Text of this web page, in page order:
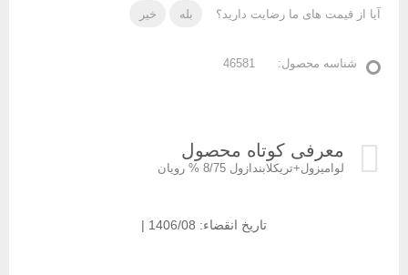
آیا از قیمت های ما رضایت دارید؟ بله خیر
شناسه محصول: 46581
معرفی کوتاه محصول
لوامیزول+تریکلابندازول 8/75 % رویان
تاریخ انقضاء: 1406/08 |